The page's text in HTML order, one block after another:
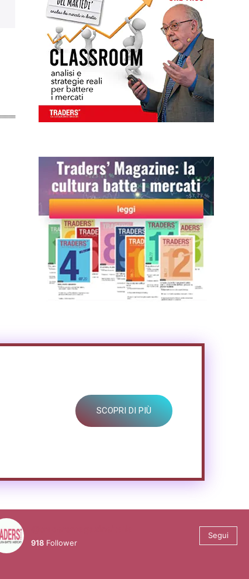
SCOPRI DI PIÙ
918 Follower
Segui